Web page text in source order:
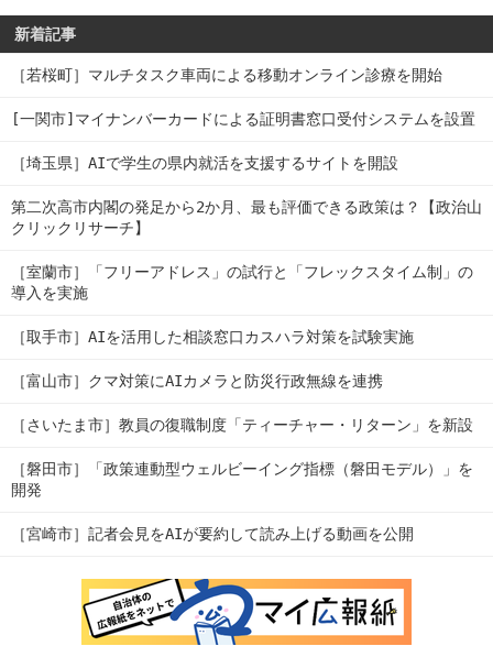
新着記事
［若桜町］マルチタスク車両による移動オンライン診療を開始
[一関市]マイナンバーカードによる証明書窓口受付システムを設置
［埼玉県］AIで学生の県内就活を支援するサイトを開設
第二次高市内閣の発足から2か月、最も評価できる政策は？【政治山
クリックリサーチ】
［室蘭市］「フリーアドレス」の試行と「フレックスタイム制」の
導入を実施
［取手市］AIを活用した相談窓口カスハラ対策を試験実施
［富山市］クマ対策にAIカメラと防災行政無線を連携
［さいたま市］教員の復職制度「ティーチャー・リターン」を新設
［磐田市］「政策連動型ウェルビーイング指標（磐田モデル）」を
開発
［宮崎市］記者会見をAIが要約して読み上げる動画を公開